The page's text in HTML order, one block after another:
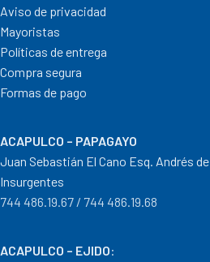
Aviso de privacidad
Mayoristas
Políticas de entrega
Compra segura
Formas de pago
ACAPULCO – PAPAGAYO
Juan Sebastián El Cano Esq. Andrés
Insurgentes
744 486.19.67 / 744 486.19.68
ACAPULCO – EJIDO: